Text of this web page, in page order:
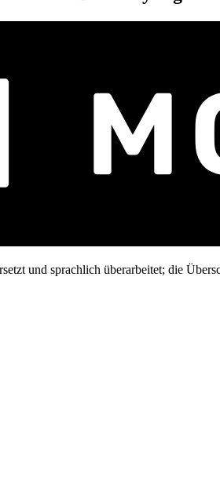
und sprachlich überarbeitet; die